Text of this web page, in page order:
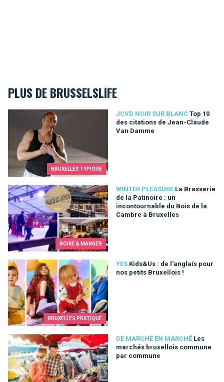
PLUS DE BRUSSELSLIFE
BRUXELLES TYPIQUE
JCVD NOIR SUR BLANC Top 10
des citations de Jean-Claude
Van Damme
Top 10 des citations de Jean-Claude Van Damme
BOIRE & MANGER
WINTER PLEASURE La Brasserie
de la Patinoire : un
incontournable du Bois de la
Cambre à Bruxelles
La Brasserie de la Patinoire : un incontournable du Bois de la
BRUXELLES PRATIQUE
YES Kids&Us : de l'anglais pour
nos petits Bruxellois !
Kids&Us : de l'anglais pour nos petits Bruxellois !
DE MARCHÉ EN MARCHÉ Les
marchés bruxellois commune
par commune
Les marchés bruxellois commune par commune